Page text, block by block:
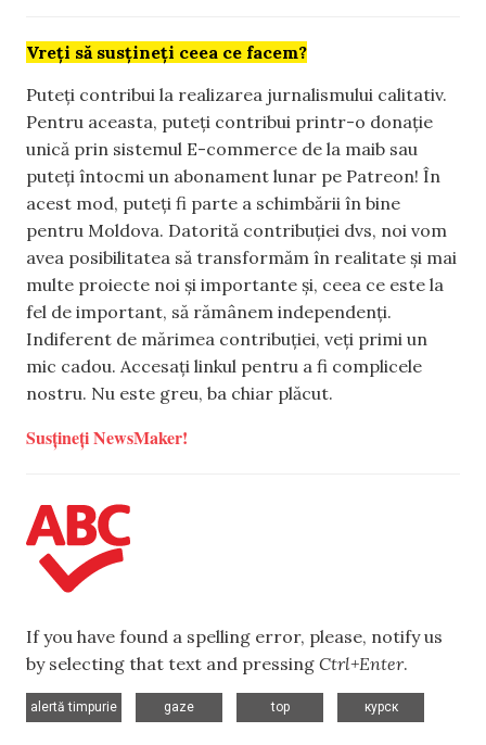
Vreți să susțineți ceea ce facem?
Puteți contribui la realizarea jurnalismului calitativ.
Pentru aceasta, puteți contribui printr-o donație
unică prin sistemul E-commerce de la maib sau
puteți întocmi un abonament lunar pe Patreon! În
acest mod, puteți fi parte a schimbării în bine
pentru Moldova. Datorită contribuției dvs, noi vom
avea posibilitatea să transformăm în realitate și mai
multe proiecte noi și importante și, ceea ce este la
fel de important, să rămânem independenți.
Indiferent de mărimea contribuției, veți primi un
mic cadou. Accesați linkul pentru a fi complicele
nostru. Nu este greu, ba chiar plăcut.
Susțineți NewsMaker!
If you have found a spelling error, please, notify us
by selecting that text and pressing Ctrl+Enter.
alertă timpurie
gaze
top
курск